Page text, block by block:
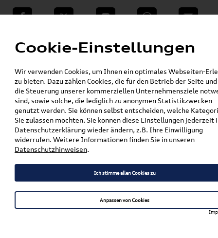
teilen Twitter Instagram WhatsApp E-Mail
VW Shop - VW Originalteile und Zubehör »
Audi Produkte » Audi Original Teile »
Bremsscheiben »
Original Audi A3 (8Y) Bremsscheiben Satz
Vorne (wir machen Ihnen auch gerne ein
Angebot für andere Modelle)
Original Audi A3 (8Y)
Bremsscheiben Satz Vorne
(wir machen Ihnen auch
gerne ein Angebot für
andere Modelle)
Cookie-Einstellungen
Wir verwenden Cookies, um Ihnen ein optimales Webseiten-
zu bieten. Dazu zählen Cookies, die für den Betrieb der Seite
die Steuerung unserer kommerziellen Unternehmensziele
sind, sowie solche, die lediglich zu anonymen Statistikzwecken
genutzt werden. Sie können selbst entscheiden, welche
Sie zulassen möchten. Sie können diese Einstellungen jederzeit
Datenschutzerklärung wieder ändern, z.B. Ihre Einwilligung
widerrufen. Weitere Informationen finden Sie in unseren
Datenschutzhinweisen.
Ich stimme allen Cookies zu
Anpassen von Cookies